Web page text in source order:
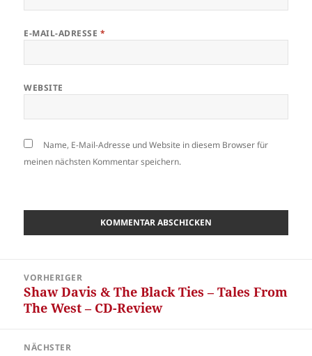
E-MAIL-ADRESSE *
WEBSITE
Name, E-Mail-Adresse und Website in diesem Browser für
meinen nächsten Kommentar speichern.
VORHERIGER
Vorheriger
Beitrag:
Shaw Davis & The Black Ties – Tales From
The West – CD-Review
NÄCHSTER